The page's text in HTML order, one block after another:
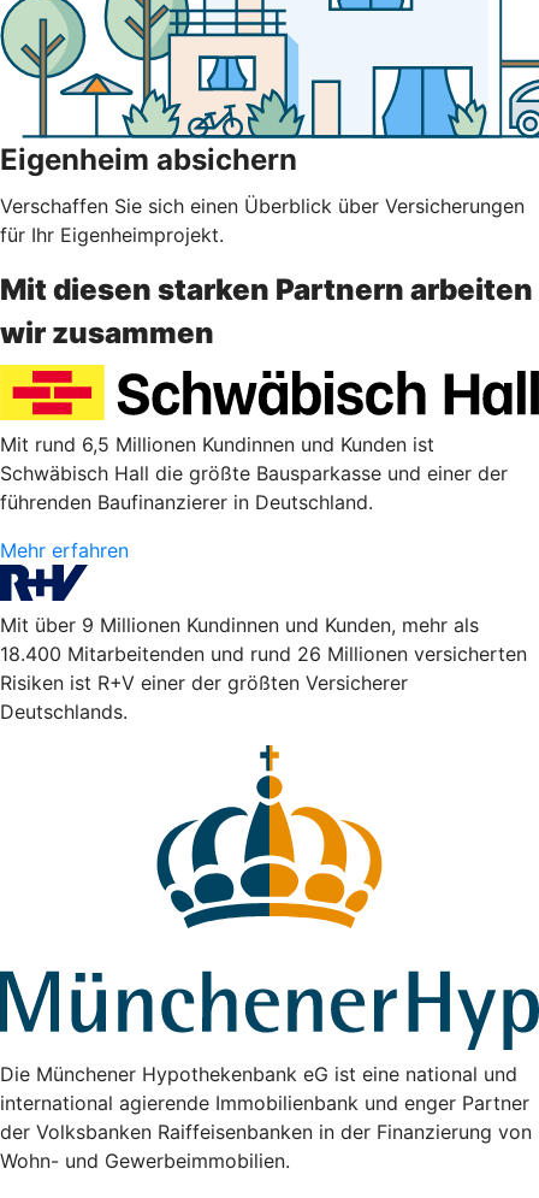
Eigenheim absichern
Verschaffen Sie sich einen Überblick über Versicherungen
für Ihr Eigenheimprojekt.
Mit diesen starken Partnern arbeiten
wir zusammen
Mit rund 6,5 Millionen Kundinnen und Kunden ist
Schwäbisch Hall die größte Bausparkasse und einer der
führenden Baufinanzierer in Deutschland.
Mehr erfahren
Mit über 9 Millionen Kundinnen und Kunden, mehr als
18.400 Mitarbeitenden und rund 26 Millionen versicherten
Risiken ist R+V einer der größten Versicherer
Deutschlands.
Die Münchener Hypothekenbank eG ist eine national und
international agierende Immobilienbank und enger Partner
der Volksbanken Raiffeisenbanken in der Finanzierung von
Wohn- und Gewerbeimmobilien.